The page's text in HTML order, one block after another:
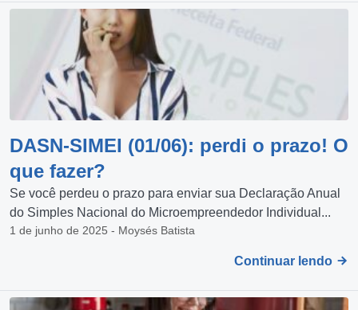
DASN-SIMEI (01/06): perdi o prazo! O
que fazer?
Se você perdeu o prazo para enviar sua Declaração Anual
do Simples Nacional do Microempreendedor Individual...
1 de junho de 2025 - Moysés Batista
Continuar lendo